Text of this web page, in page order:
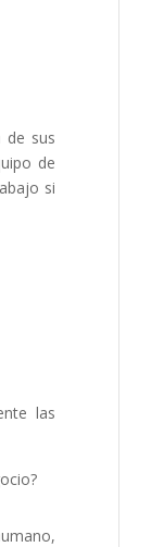
de sus
de
si
las